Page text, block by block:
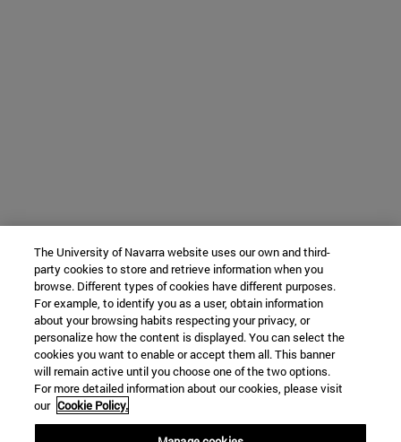
The University of Navarra website uses our own and third-
party cookies to store and retrieve information when you
browse. Different types of cookies have different purposes.
For example, to identify you as a user, obtain information
about your browsing habits respecting your privacy, or
personalize how the content is displayed. You can select the
cookies you want to enable or accept them all. This banner
will remain active until you choose one of the two options.
For more detailed information about our cookies, please visit
our Cookie Policy.